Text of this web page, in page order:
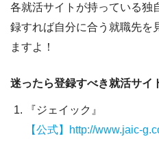
各就活サイトが持っている独
録すれば自分に合う就職先を
ますよ！
迷ったら登録すべき就活サイ
『ジェイック』
【公式】http://www.jaic-